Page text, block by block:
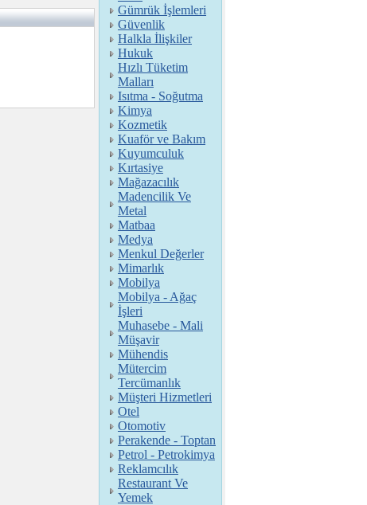
Gümrük İşlemleri
Güvenlik
Halkla İlişkiler
Hukuk
Hızlı Tüketim
Malları
Isıtma - Soğutma
Kimya
Kozmetik
Kuaför ve Bakım
Kuyumculuk
Kırtasiye
Mağazacılık
Madencilik Ve
Metal
Matbaa
Medya
Menkul Değerler
Mimarlık
Mobilya
Mobilya - Ağaç
İşleri
Muhasebe - Mali
Müşavir
Mühendis
Mütercim
Tercümanlık
Müşteri Hizmetleri
Otel
Otomotiv
Perakende - Toptan
Petrol - Petrokimya
Reklamcılık
Restaurant Ve
Yemek